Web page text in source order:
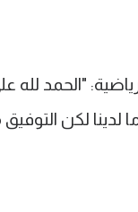
"الحمد لله
لكن التوفيق